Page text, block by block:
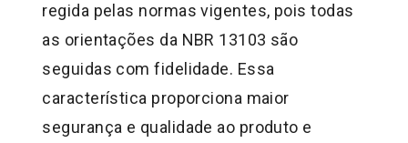
regida pelas normas vigentes, pois todas
as orientações da NBR 13103 são
seguidas com fidelidade. Essa
característica proporciona maior
segurança e qualidade ao produto e